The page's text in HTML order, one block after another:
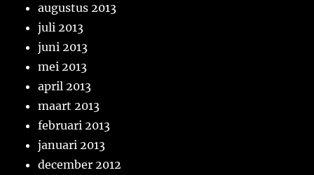
augustus 2013
juli 2013
juni 2013
mei 2013
april 2013
maart 2013
februari 2013
januari 2013
december 2012